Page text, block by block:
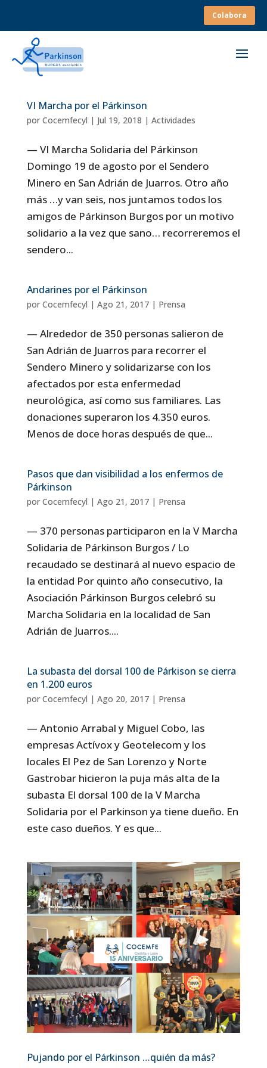
Colabora
VI Marcha por el Párkinson
por Cocemfecyl | Jul 19, 2018 | Actividades
— VI Marcha Solidaria del Párkinson
Domingo 19 de agosto por el Sendero
Minero en San Adrián de Juarros. Otro año
más …y van seis, nos juntamos todos los
amigos de Párkinson Burgos por un motivo
solidario a la vez que sano… recorreremos el
sendero...
Andarines por el Párkinson
por Cocemfecyl | Ago 21, 2017| Prensa
— Alrededor de 350 personas salieron de
San Adrián de Juarros para recorrer el
Sendero Minero y solidarizarse con los
afectados por esta enfermedad
neurológica, así como sus familiares. Las
donaciones superaron los 4.350 euros.
Menos de doce horas después de que...
Pasos que dan visibilidad a los enfermos de
Párkinson
por Cocemfecyl | Ago 21, 2017| Prensa
— 370 personas participaron en la V Marcha
Solidaria de Párkinson Burgos / Lo
recaudado se destinará al nuevo espacio de
la entidad Por quinto año consecutivo, la
Asociación Párkinson Burgos celebró su
Marcha Solidaria en la localidad de San
Adrián de Juarros....
La subasta del dorsal 100 de Párkison se cierra
en 1.200 euros
por Cocemfecyl | Ago 20, 2017| Prensa
— Antonio Arrabal y Miguel Cobo, las
empresas Actívox y Geotelecom y los
locales El Pez de San Lorenzo y Norte
Gastrobar hicieron la puja más alta de la
subasta El dorsal 100 de la V Marcha
Solidaria por el Parkinson ya tiene dueño. En
este caso dueños. Y es que...
Pujando por el Párkinson …quién da más?